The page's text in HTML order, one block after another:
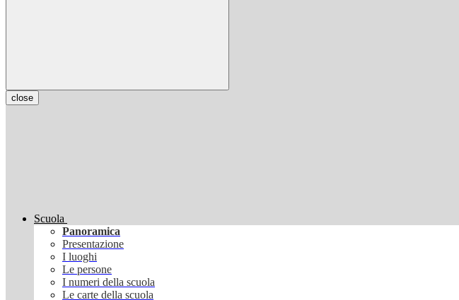
close
Scuola
Panoramica
Presentazione
I luoghi
Le persone
I numeri della scuola
Le carte della scuola